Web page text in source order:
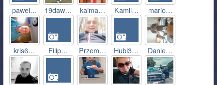
pawel… 19daw… kaima… Kamil… mario…
kris6… Filip… Przem… Hubi3… Danie…